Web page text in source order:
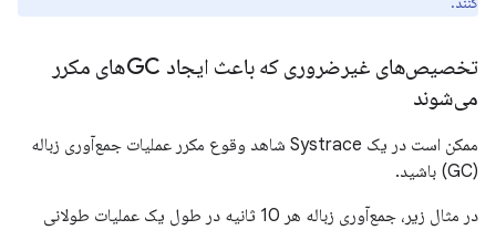
تخصیص‌های غیرضروری که باعث ایجاد GCهای مکرر
می‌شوند
ممکن است در یک Systrace شاهد وقوع مکرر عملیات جمع‌آوری زباله
(GC) باشید.
در مثال زیر، جمع‌آوری زباله هر 10 ثانیه در طول یک عملیات طولانی